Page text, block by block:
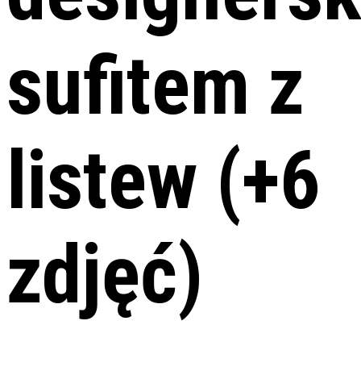
sufitem z
listew (+6
zdjęć)